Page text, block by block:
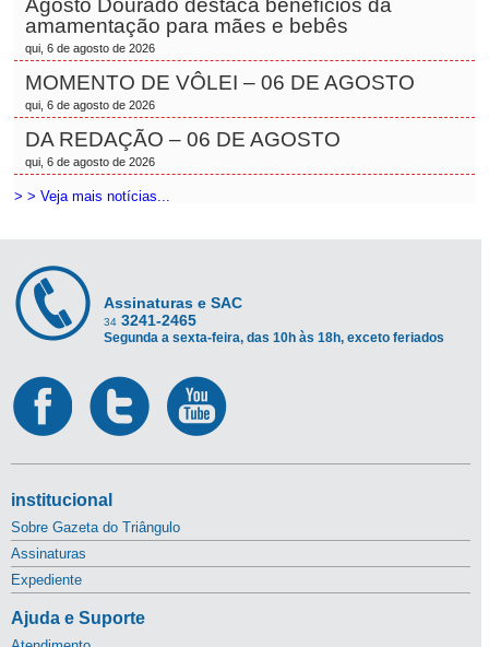
Agosto Dourado destaca benefícios da
amamentação para mães e bebês
qui, 6 de agosto de 2026
MOMENTO DE VÔLEI – 06 DE AGOSTO
qui, 6 de agosto de 2026
DA REDAÇÃO – 06 DE AGOSTO
qui, 6 de agosto de 2026
> > Veja mais notícias...
Assinaturas e SAC
34 3241-2465
Segunda a sexta-feira, das 10h às 18h, exceto feriados
institucional
Sobre Gazeta do Triângulo
Assinaturas
Expediente
Ajuda e Suporte